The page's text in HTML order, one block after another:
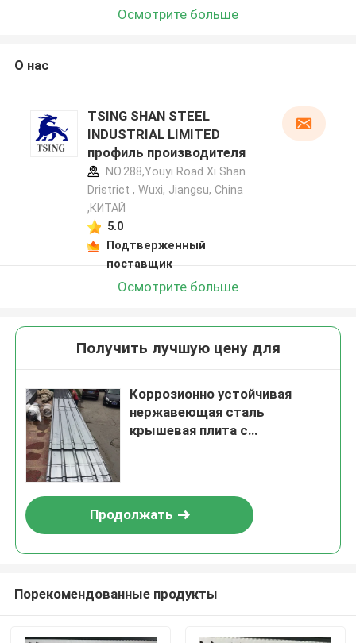
Осмотрите больше
О нас
TSING SHAN STEEL
INDUSTRIAL LIMITED
профиль производителя
NO.288,Youyi Road Xi Shan
Dristrict , Wuxi, Jiangsu, China
,КИТАЙ
5.0
Подтверженный
поставщик
Осмотрите больше
Получить лучшую цену для
Коррозионно устойчивая
нержавеющая сталь
крышевая плита с
металлической панелью
Продолжать
Порекомендованные продукты